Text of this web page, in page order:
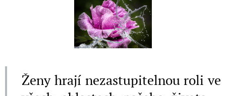
Ženy hrají nezastupitelnou roli ve